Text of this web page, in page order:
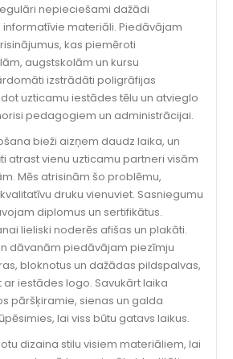
nepieciešami dažādi
materiāli. Piedāvājam
kas piemēroti
augstskolām un kursu
izstrādāti poligrāfijas
uzticamu iestādes tēlu un atvieglo
pedagogiem un administrācijai.
bieži aizņem daudz laika, un
atrast vienu uzticamu partneri visām
Mēs atrisinām šo problēmu,
druku vienuviet. Sasniegumu
diplomus un sertifikātus.
lieliski noderēs afišas un plakāti.
dāvanām piedāvājam piezīmju
bloknotus un dažādas pildspalvas,
iestādes logo. Savukārt laika
pāršķiramie, sienas un galda
lai viss būtu gatavs laikus.
dizaina stilu visiem materiāliem, lai